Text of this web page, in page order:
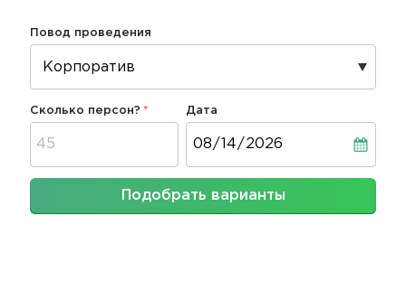
Повод проведения
Сколько персон? Дата
Подобрать варианты